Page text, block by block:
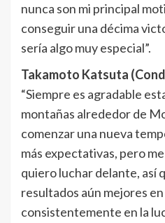
nunca son mi principal
conseguir una décima
sería algo muy especial”.
Takamoto Katsuta
“Siempre es agradable
montañas alrededor de
comenzar una nueva
más expectativas, pero
quiero luchar delante, así
resultados aún mejores
consistentemente en la